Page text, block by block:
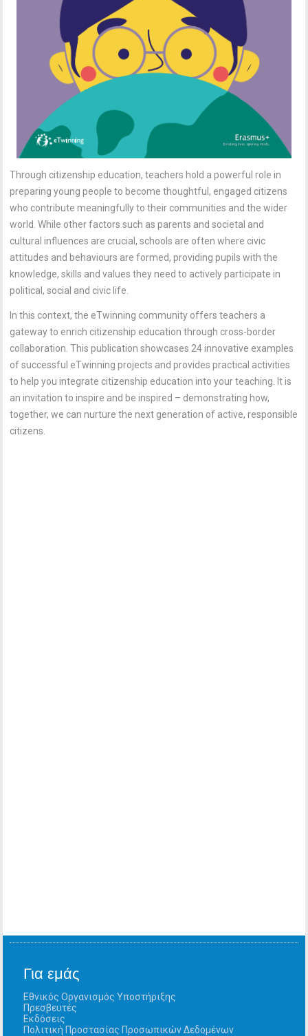
Through citizenship education, teachers hold a powerful role in
preparing young people to become thoughtful, engaged citizens
who contribute meaningfully to their communities and the wider
world. While other factors such as parents and societal and
cultural influences are crucial, schools are often where civic
attitudes and behaviours are formed, providing pupils with the
knowledge, skills and values they need to actively participate in
political, social and civic life.
In this context, the eTwinning community offers teachers a
gateway to enrich citizenship education through cross-border
collaboration. This publication showcases 24 innovative examples
of successful eTwinning projects and provides practical activities
to help you integrate citizenship education into your teaching. It is
an invitation to inspire and be inspired – demonstrating how,
together, we can nurture the next generation of active, responsible
citizens.
Για εμάς
Εθνικός Οργανισμός Υποστήριξης
Πρεσβευτές
Εκδόσεις
Πολιτική Προστασίας Προσωπικών Δεδομένων